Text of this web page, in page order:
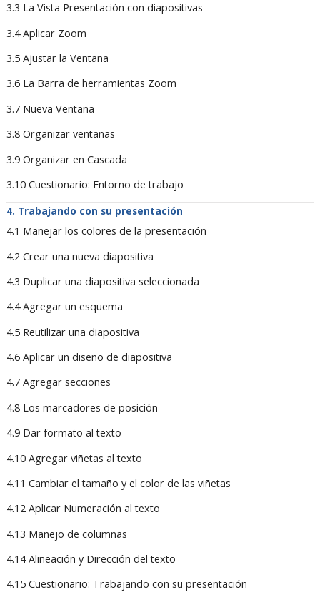
3.3 La Vista Presentación con diapositivas
3.4 Aplicar Zoom
3.5 Ajustar la Ventana
3.6 La Barra de herramientas Zoom
3.7 Nueva Ventana
3.8 Organizar ventanas
3.9 Organizar en Cascada
3.10 Cuestionario: Entorno de trabajo
Trabajando con su presentación
4.1 Manejar los colores de la presentación
4.2 Crear una nueva diapositiva
4.3 Duplicar una diapositiva seleccionada
4.4 Agregar un esquema
4.5 Reutilizar una diapositiva
4.6 Aplicar un diseño de diapositiva
4.7 Agregar secciones
4.8 Los marcadores de posición
4.9 Dar formato al texto
4.10 Agregar viñetas al texto
4.11 Cambiar el tamaño y el color de las viñetas
4.12 Aplicar Numeración al texto
4.13 Manejo de columnas
4.14 Alineación y Dirección del texto
4.15 Cuestionario: Trabajando con su presentación